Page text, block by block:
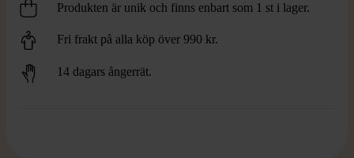
Produkten är unik och finns enbart som 1 st i lager.
Fri frakt på alla köp över 990 kr.
14 dagars ångerrät.